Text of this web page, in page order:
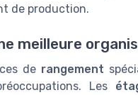
de production.
meilleure
de rangement
Les